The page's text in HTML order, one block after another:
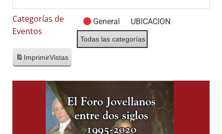
Categorías de
Eventos
General UBICACION
Todas las categorías
ImprimirVistas